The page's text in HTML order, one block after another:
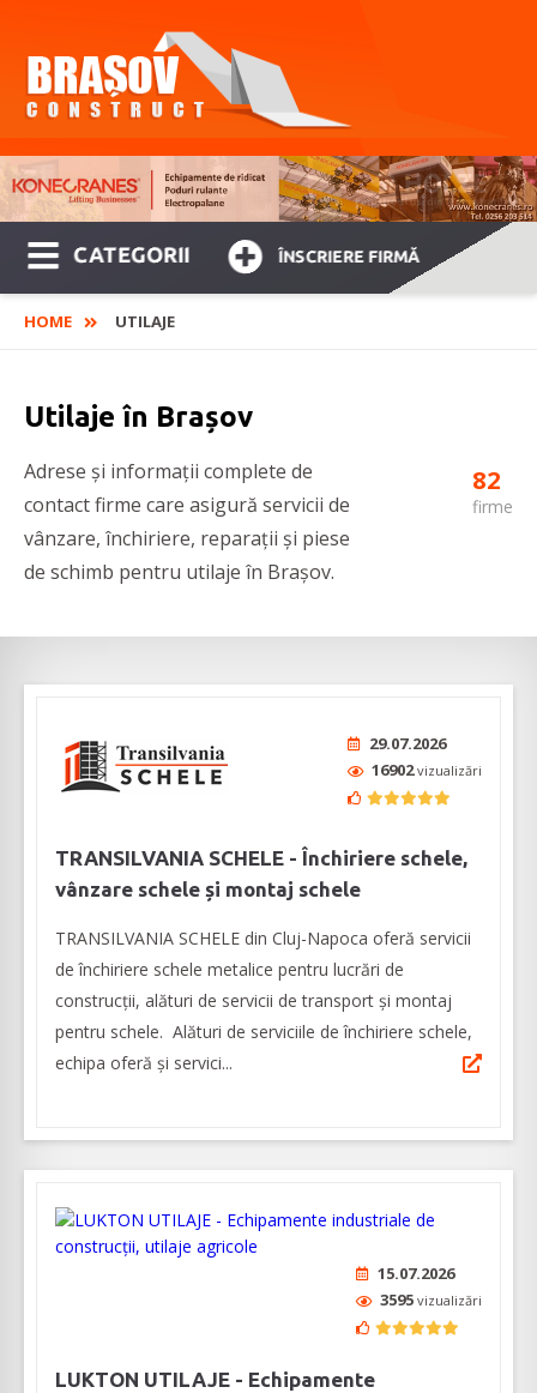
CATEGORII ÎNSCRIERE FIRMĂ
HOME UTILAJE
Utilaje în Brașov
Adrese și informații complete de
contact firme care asigură servicii de
vânzare, închiriere, reparații și piese
de schimb pentru utilaje în Brașov.
82
firme
29.07.2026
16902vizualizări
TRANSILVANIA SCHELE - Închiriere schele,
vânzare schele și montaj schele
TRANSILVANIA SCHELE din Cluj-Napoca oferă servicii
de închiriere schele metalice pentru lucrări de
construcții, alături de servicii de transport și montaj
pentru schele. Alături de serviciile de închiriere schele,
echipa oferă și servici...
15.07.2026
3595 vizualizări
LUKTON UTILAJE - Echipamente